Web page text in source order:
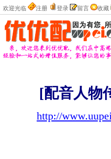
欢迎光临 注册 登录 留言 收藏
[配音人物
http://